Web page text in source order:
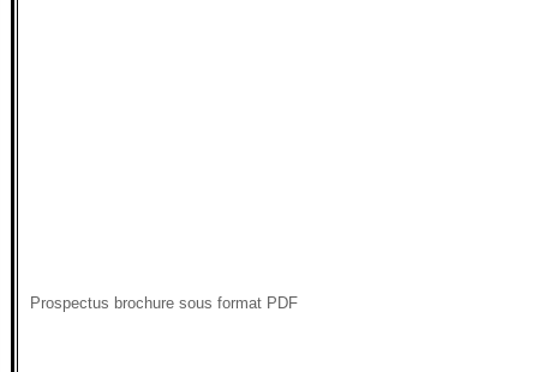
Prospectus brochure sous format PDF